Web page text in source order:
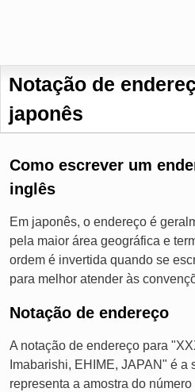
Notação de
japonês
Como escrever um
inglês
Em japonês, o endereço é
pela maior área geográfica e
ordem é invertida quando se
para melhor atender às
Notação de endereço
A notação de endereço para
Imabarishi, EHIME, JAPAN" é a
representa a amostra do